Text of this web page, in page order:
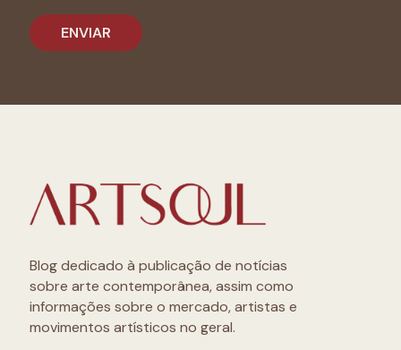
Blog dedicado à publicação de notícias
sobre arte contemporânea, assim como
informações sobre o mercado, artistas e
movimentos artísticos no geral.